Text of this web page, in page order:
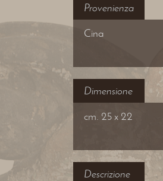
Provenienza
Cina
Dimensione
cm. 25 x 22
Descrizione